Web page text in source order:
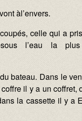
àl’envers.
celle qui a
l’eau la
bateau. Dans le
il y a un coffret,
la cassette il y a